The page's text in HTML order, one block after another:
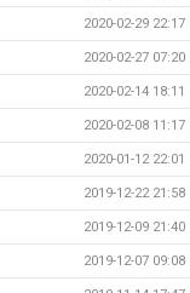
2020-02-29 22:17
2020-02-27 07:20
2020-02-14 18:11
2020-02-08 11:17
2020-01-12 22:01
2019-12-22 21:58
2019-12-09 21:40
2019-12-07 09:08